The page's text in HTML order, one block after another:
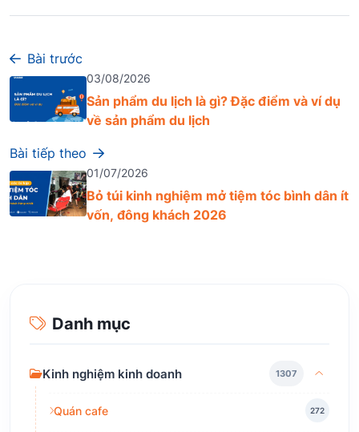
Bài trước
03/08/2026
Sản phẩm du lịch là gì? Đặc điểm và ví dụ
về sản phẩm du lịch
Bài tiếp theo
01/07/2026
Bỏ túi kinh nghiệm mở tiệm tóc bình dân ít
vốn, đông khách 2026
Danh mục
Kinh nghiệm kinh doanh 1307
Quán cafe 272